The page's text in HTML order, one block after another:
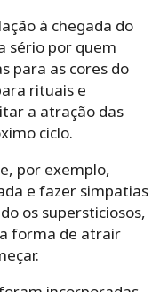
à chegada do
sério por quem
para as cores do
rituais e
a atração das
ciclo.
por exemplo,
e fazer simpatias
os supersticiosos,
forma de atrair